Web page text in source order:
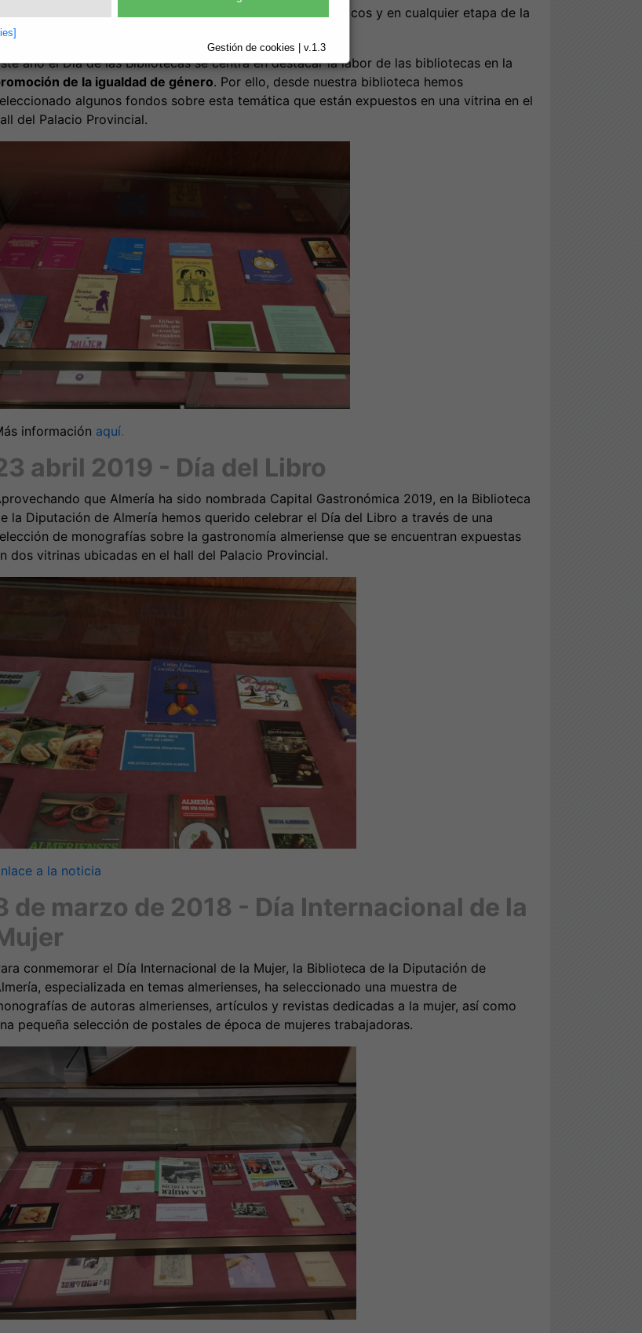
Gestión de cookies | v.1.3
bibliotecarios de calidad, accesibles para todo tipo de públicos y en cualquier etapa de la
año el Día de las Bibliotecas se centra en destacar la labor de las bibliotecas en la
de la igualdad de género. Por ello, desde nuestra biblioteca hemos
algunos fondos sobre esta temática que están expuestos en una vitrina en el
del Palacio Provincial.
información aquí.
abril 2019 - Día del Libro
que Almería ha sido nombrada Capital Gastronómica 2019, en la Biblioteca
la Diputación de Almería hemos querido celebrar el Día del Libro a través de una
de monografías sobre la gastronomía almeriense que se encuentran expuestas
dos vitrinas ubicadas en el hall del Palacio Provincial.
a la noticia
de marzo de 2018 - Día Internacional de la
conmemorar el Día Internacional de la Mujer, la Biblioteca de la Diputación de
especializada en temas almerienses, ha seleccionado una muestra de
de autoras almerienses, artículos y revistas dedicadas a la mujer, así como
pequeña selección de postales de época de mujeres trabajadoras.